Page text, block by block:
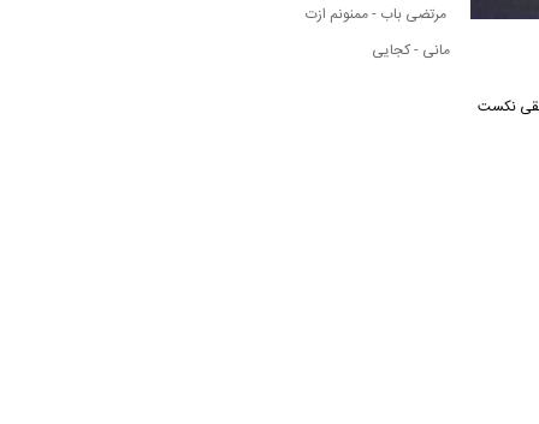
رسانه موسیقی نکست
مرتضی باب - ممنونم ازت
مانی - کجایی